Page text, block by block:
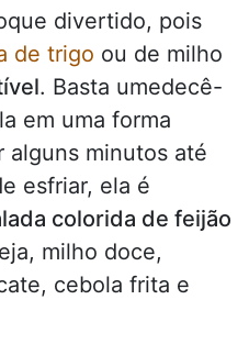
divertido, pois
de trigo ou de milho
. Basta umedecê-
em uma forma
alguns minutos até
esfriar, ela é
colorida de feijão
milho doce,
cebola frita e